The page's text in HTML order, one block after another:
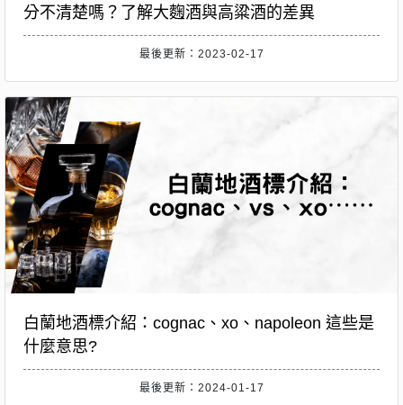
分不清楚嗎？了解大麴酒與高粱酒的差異
最後更新：2023-02-17
白蘭地酒標介紹：cognac、xo、napoleon 這些是
什麼意思?
最後更新：2024-01-17